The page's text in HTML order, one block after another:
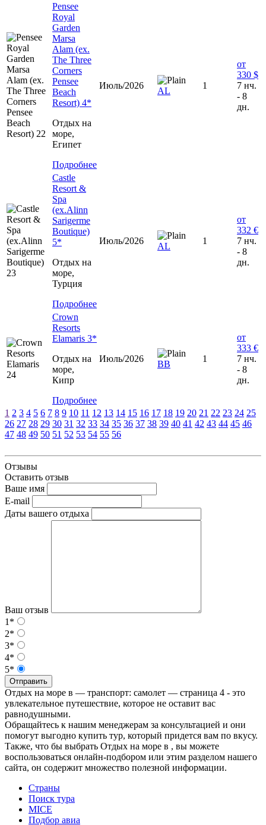
Pensee
Royal
Garden
Marsa
Alam (ex.
The Three
Corners
Pensee
Beach
Resort) 4*
Отдых на
море,
Египет
Подробнее
Июль/2026
AL
1
от
330 $
7 нч.
- 8
дн.
Castle
Resort &
Spa
(ex.Alinn
Sarigerme
Boutique)
5*
Отдых на
море,
Турция
Подробнее
Июль/2026
AL
1
от
332 €
7 нч.
- 8
дн.
Crown
Resorts
Elamaris 3*
Отдых на
море,
Кипр
Подробнее
Июль/2026
ВВ
1
от
333 €
7 нч.
- 8
дн.
1 2 3 4 5 6 7 8 9 10 11 12 13 14 15 16 17 18 19 20 21 22 23 24 25
26 27 28 29 30 31 32 33 34 35 36 37 38 39 40 41 42 43 44 45 46
47 48 49 50 51 52 53 54 55 56
Отзывы
Оставить отзыв
Ваше имя
E-mail
Даты вашего отдыха
Ваш отзыв
1*
2*
3*
4*
5*
Отправить
Отдых на море в — транспорт: самолет — страница 4 - это
увлекательное путешествие, которое не оставит вас
равнодушными.
Обращайтесь к нашим менеджерам за консультацией и они
помогут выгодно купить тур, который придется вам по вкусу.
Также, что бы выбрать Отдых на море в , вы можете
воспользоваться онлайн-подбором или этим разделом нашего
сайта, он содержит множество полезной информации.
Страны
Поиск тура
MICE
Подбор авиа